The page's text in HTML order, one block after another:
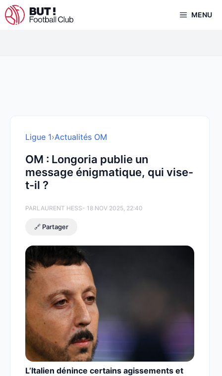
Aller
au
MENU
Ligue 1›Actualités OM
OM : Longoria publie un
message énigmatique, qui vise-
t-il ?
PARLAURENT HESS- 18 NOV 2025, 22:40
🔗 Partager
L’Italien dénince certains agissements et